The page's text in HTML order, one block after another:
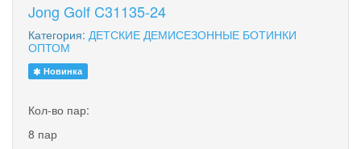
Jong Golf C31135-24
Категория: ДЕТСКИЕ ДЕМИСЕЗОННЫЕ БОТИНКИ
ОПТОМ
Новинка
Кол-во пар:
8 пар